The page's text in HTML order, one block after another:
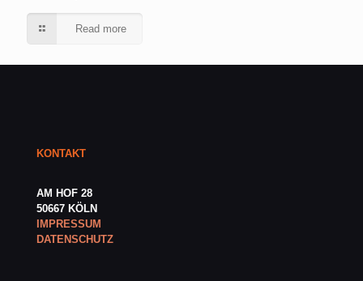
Read more
KONTAKT
AM HOF 28
50667 KÖLN
IMPRESSUM
DATENSCHUTZ